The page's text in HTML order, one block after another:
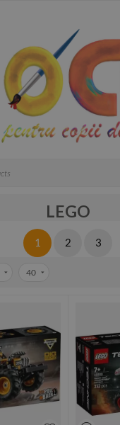
LEGO
1 2 3
40